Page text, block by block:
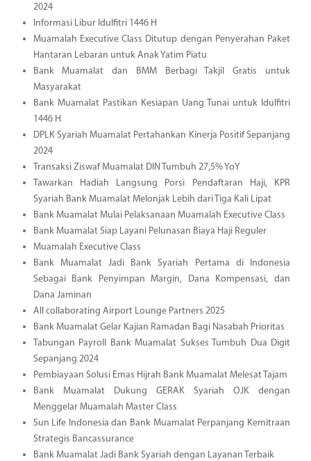
2024
Informasi Libur Idulfitri 1446 H
Muamalah Executive Class Ditutup dengan Penyerahan Paket
Hantaran Lebaran untuk Anak Yatim Piatu
Bank Muamalat dan BMM Berbagi Takjil Gratis untuk
Masyarakat
Bank Muamalat Pastikan Kesiapan Uang Tunai untuk Idulfitri
1446 H
DPLK Syariah Muamalat Pertahankan Kinerja Positif Sepanjang
2024
Transaksi Ziswaf Muamalat DIN Tumbuh 27,5% YoY
Tawarkan Hadiah Langsung Porsi Pendaftaran Haji, KPR
Syariah Bank Muamalat Melonjak Lebih dari Tiga Kali Lipat
Bank Muamalat Mulai Pelaksanaan Muamalah Executive Class
Bank Muamalat Siap Layani Pelunasan Biaya Haji Reguler
Muamalah Executive Class
Bank Muamalat Jadi Bank Syariah Pertama di Indonesia
Sebagai Bank Penyimpan Margin, Dana Kompensasi, dan
Dana Jaminan
All collaborating Airport Lounge Partners 2025
Bank Muamalat Gelar Kajian Ramadan Bagi Nasabah Prioritas
Tabungan Payroll Bank Muamalat Sukses Tumbuh Dua Digit
Sepanjang 2024
Pembiayaan Solusi Emas Hijrah Bank Muamalat Melesat Tajam
Bank Muamalat Dukung GERAK Syariah OJK dengan
Menggelar Muamalah Master Class
Sun Life Indonesia dan Bank Muamalat Perpanjang Kemitraan
Strategis Bancassurance
Bank Muamalat Jadi Bank Syariah dengan Layanan Terbaik